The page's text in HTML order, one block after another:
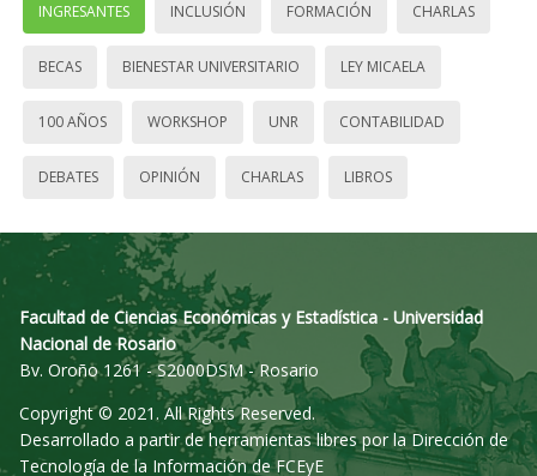
INGRESANTES INCLUSIÓN FORMACIÓN CHARLAS
BECAS BIENESTAR UNIVERSITARIO LEY MICAELA
100 AÑOS WORKSHOP UNR CONTABILIDAD
DEBATES OPINIÓN CHARLAS LIBROS
Facultad de Ciencias Económicas y Estadística - Universidad
Nacional de Rosario
Bv. Oroño 1261 - S2000DSM - Rosario
Copyright © 2021. All Rights Reserved.
Desarrollado a partir de herramientas libres por la Dirección de
Tecnología de la Información de FCEyE